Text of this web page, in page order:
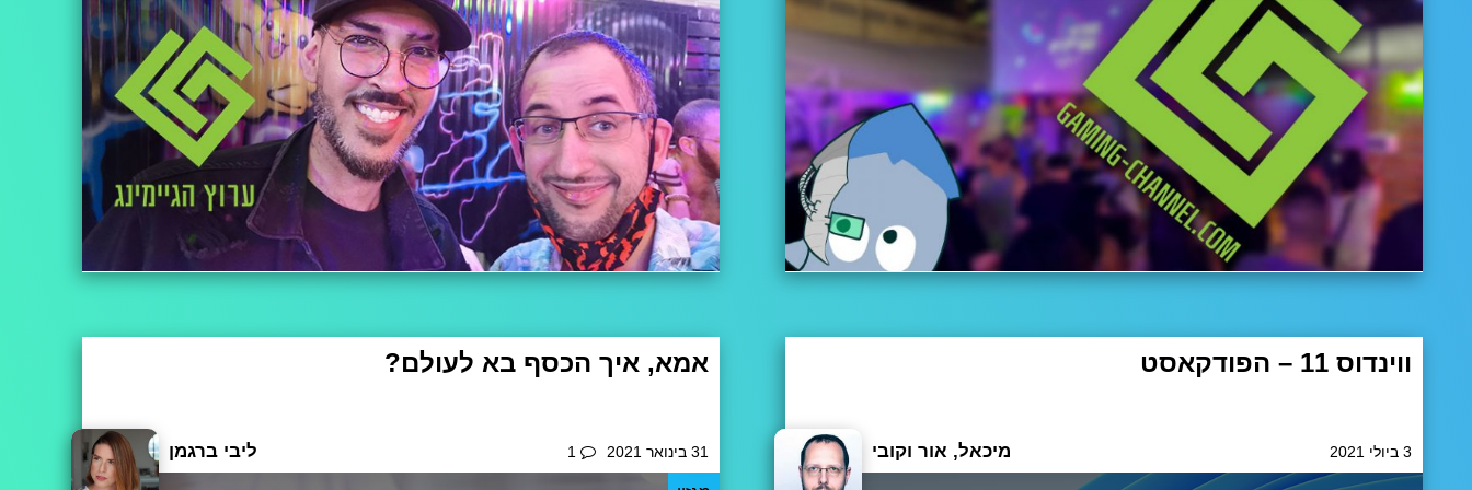
ווינדוס 11 – הפודקאסט
ו. יצאנו לגלות אילו פיצ'רים שאנחנו יודעים שבטוח יהיו וגם על עוד כמה שחמקו מתחת
לרדאר, רמז: לאוהבי הלינוקס 🙂 הישארו עימנו וספרו לנו אם אתם מעדכנים, או יכולים
3 ביולי 2021 מיכאל, אור וקובי
אמא, איך הכסף בא לעולם?
אני לא מכירה היום הרבה ספרי ילדים ונוער בסגנון "השקעה ראשונה: הדרכה פיננסית ל
בני נעורים," ואני בטוחה שגם אתם לא, את הידע שאני חולקת פה איתכם למדתי בעשר
31 בינואר 2021 ליבי ברגמן